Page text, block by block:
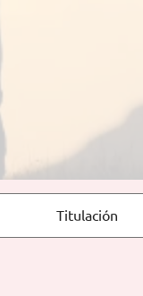
Titulación